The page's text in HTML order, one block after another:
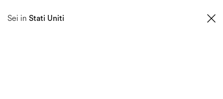
Sei in Stati Uniti